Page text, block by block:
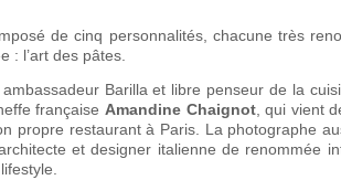
de cinq personnalités, chacune très
: l’art des pâtes.
Barilla et libre penseur de la
française Amandine Chaignot, qui vient
propre restaurant à Paris. La photographe
et designer italienne de renommée